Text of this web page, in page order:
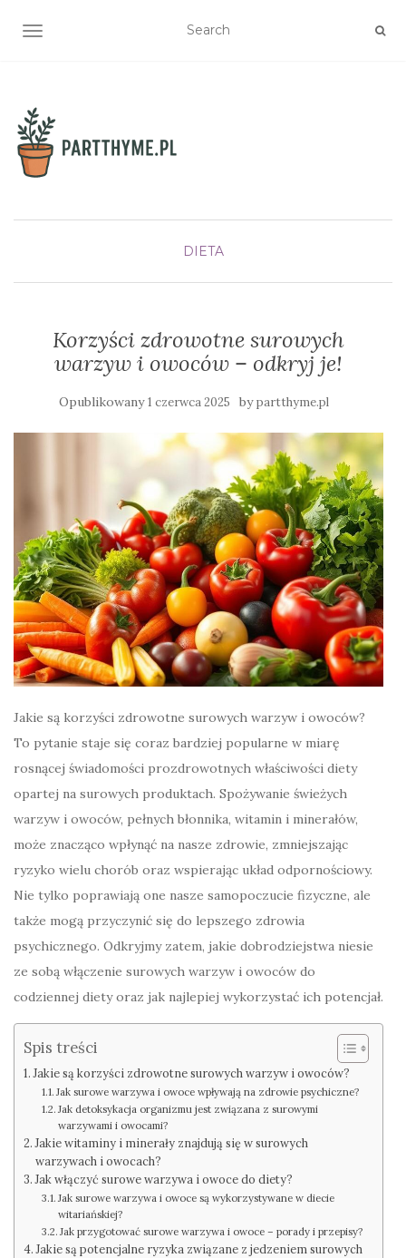
TOGGLE NAVIGATION
DIETA
Korzyści zdrowotne surowych
warzyw i owoców – odkryj je!
Opublikowany1 czerwca 2025 bypartthyme.pl
Jakie są korzyści zdrowotne surowych warzyw i owoców?
To pytanie staje się coraz bardziej popularne w miarę
rosnącej świadomości prozdrowotnych właściwości diety
opartej na surowych produktach. Spożywanie świeżych
warzyw i owoców, pełnych błonnika, witamin i minerałów,
może znacząco wpłynąć na nasze zdrowie, zmniejszając
ryzyko wielu chorób oraz wspierając układ odpornościowy.
Nie tylko poprawiają one nasze samopoczucie fizyczne, ale
także mogą przyczynić się do lepszego zdrowia
psychicznego. Odkryjmy zatem, jakie dobrodziejstwa niesie
ze sobą włączenie surowych warzyw i owoców do
codziennej diety oraz jak najlepiej wykorzystać ich potencjał.
Spis treści
Jakie są korzyści zdrowotne surowych warzyw i owoców?
Jak surowe warzywa i owoce wpływają na zdrowie psychiczne?
Jak detoksykacja organizmu jest związana z surowymi
warzywami i owocami?
Jakie witaminy i minerały znajdują się w surowych
warzywach i owocach?
Jak włączyć surowe warzywa i owoce do diety?
Jak surowe warzywa i owoce są wykorzystywane w diecie
witariańskiej?
Jak przygotować surowe warzywa i owoce – porady i przepisy?
Jakie są potencjalne ryzyka związane z jedzeniem surowych